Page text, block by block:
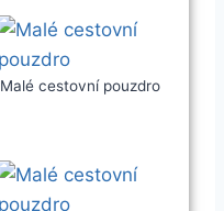
Malé cestovní pouzdro